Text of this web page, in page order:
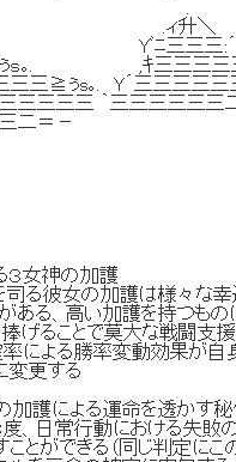
七T三三三三
_ Yﾞﾆ三三三:´三三
≧ぅｓ｡. ,ｷ三三三三三
三三≧ぅs｡. Y´三三三三三
三三三三 ｀三三三三三三
二＝－
３女神の加護
護は様々な幸運や未
加護を持つものは時
莫大な戦闘支援を受
率変動効果が自身に
する
による運命を透かす秘
における失敗の判定
同じ判定にこのスキ